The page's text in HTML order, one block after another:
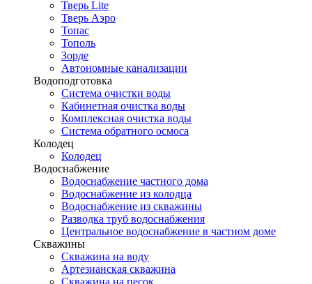
Тверь Lite
Тверь Аэро
Топас
Тополь
Зорде
Автономные канализации
Водоподготовка
Система очистки воды
Кабинетная очистка воды
Комплексная очистка воды
Система обратного осмоса
Колодец
Колодец
Водоснабжение
Водоснабжение частного дома
Водоснабжение из колодца
Водоснабжение из скважины
Разводка труб водоснабжения
Центральное водоснабжение в частном доме
Скважины
Скважина на воду
Артезианская скважина
Скважина на песок